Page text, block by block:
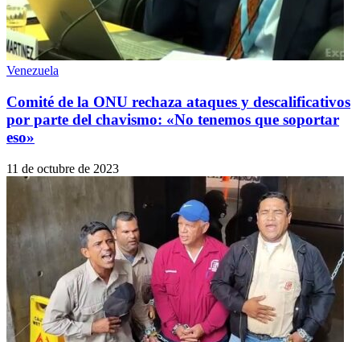
Venezuela
Comité de la ONU rechaza ataques y descalificativos
por parte del chavismo: «No tenemos que soportar
eso»
11 de octubre de 2023